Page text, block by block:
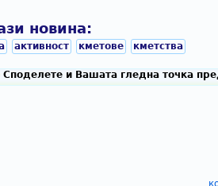
новина:
активност кметове кметства
Споделете и Вашата гледна точка